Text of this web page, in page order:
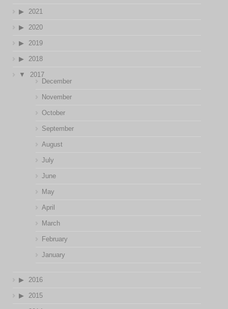
2021
2020
2019
2018
2017
December
November
October
September
August
July
June
May
April
March
February
January
2016
2015